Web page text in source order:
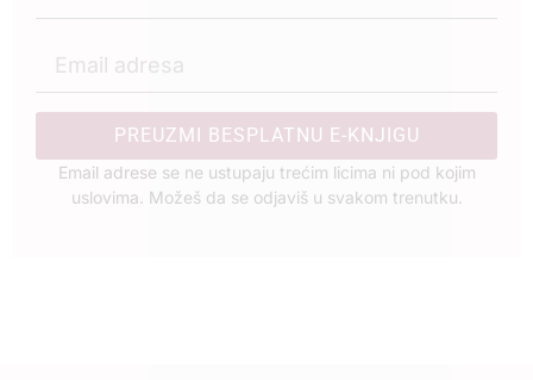
PREUZMI BESPLATNU E-KNJIGU
Email adrese se ne ustupaju trećim licima ni pod kojim
uslovima. Možeš da se odjaviš u svakom trenutku.